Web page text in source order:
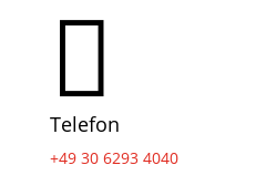

Telefon
+49 30 6293 4040